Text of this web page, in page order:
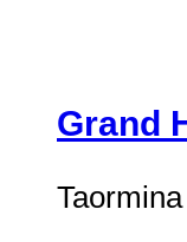
Grand
Taormina